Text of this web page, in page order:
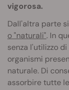
vigorosa.
Dall'altra parte
o "naturali". In
senza l'utilizzo
organismi
naturale. Di
assorbire tutte